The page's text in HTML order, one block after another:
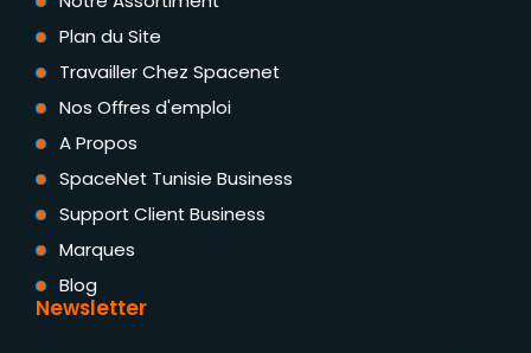
Plan du Site
Travailler Chez Spacenet
Nos Offres d'emploi
A Propos
SpaceNet Tunisie Business
Support Client Business
Marques
Blog
Newsletter